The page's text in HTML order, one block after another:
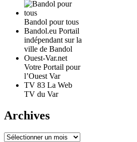
Bandol pour tous
Bandol.eu Portail
indépendant sur la
ville de Bandol
Ouest-Var.net
Votre Portail pour
l’Ouest Var
TV 83 La Web
TV du Var
Archives
Archives